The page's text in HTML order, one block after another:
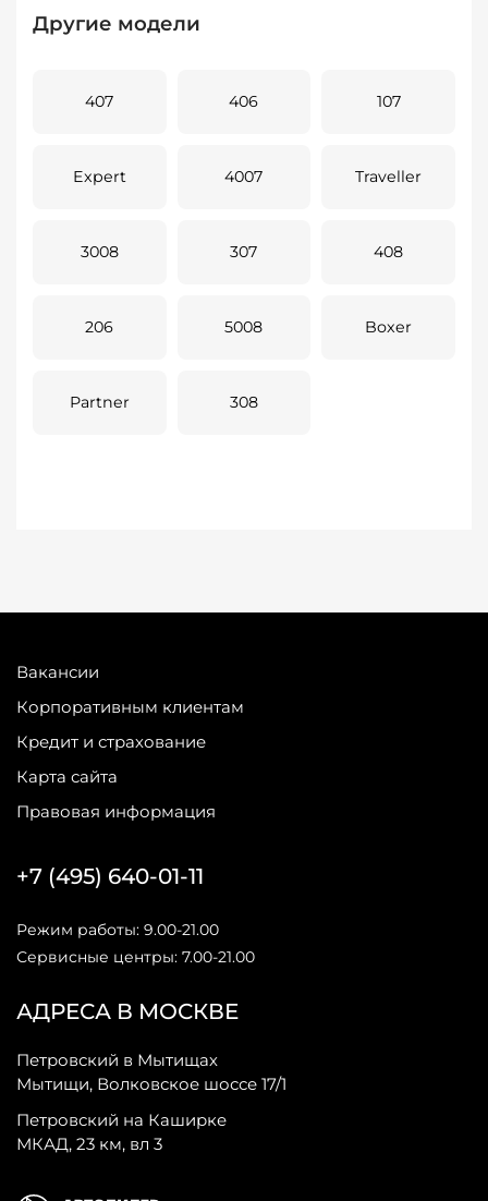
Другие модели
407 406 107
Expert 4007 Traveller
3008 307 408
206 5008 Boxer
Partner 308
Вакансии
Корпоративным клиентам
Кредит и страхование
Карта сайта
Правовая информация
АДРЕСА В МОСКВЕ
Петровский в Мытищах
Мытищи, Волковское шоссе 17/1
Петровский на Каширке
МКАД, 23 км, вл 3
+7 (495) 640-01-11
Режим работы: 9.00-21.00
Сервисные центры: 7.00-21.00